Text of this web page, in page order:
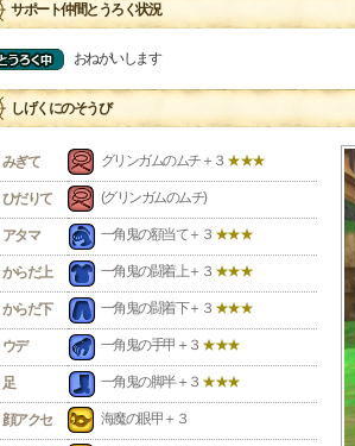
サポート仲間とうろく状況
おねがいします
しげくにのそうび
みぎて グリンガムのムチ＋３ ★★★
ひだりて (グリンガムのムチ)
アタマ 一角鬼の額当て＋３ ★★★
からだ上 一角鬼の闘着上＋３ ★★★
からだ下 一角鬼の闘着下＋３ ★★★
ウデ 一角鬼の手甲＋３ ★★★
足 一角鬼の脚半＋３ ★★★
顔アクセ 海魔の眼甲＋３